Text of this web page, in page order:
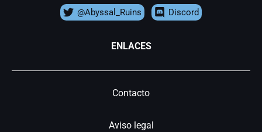
@Abyssal_Ruins Discord
ENLACES
Contacto
Aviso legal